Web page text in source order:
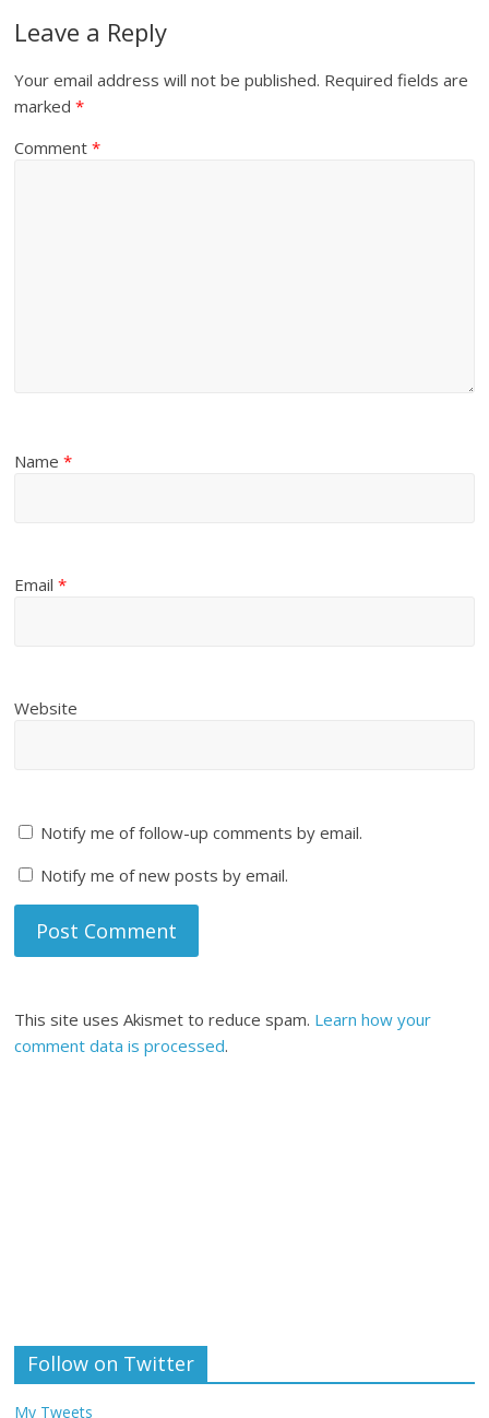
Leave a Reply
Your email address will not be published. Required fields are
marked*
Comment*
Name*
Email*
Website
Notify me of follow-up comments by email.
Notify me of new posts by email.
This site uses Akismet to reduce spam. Learn how your
comment data is processed.
Follow on Twitter
My Tweets